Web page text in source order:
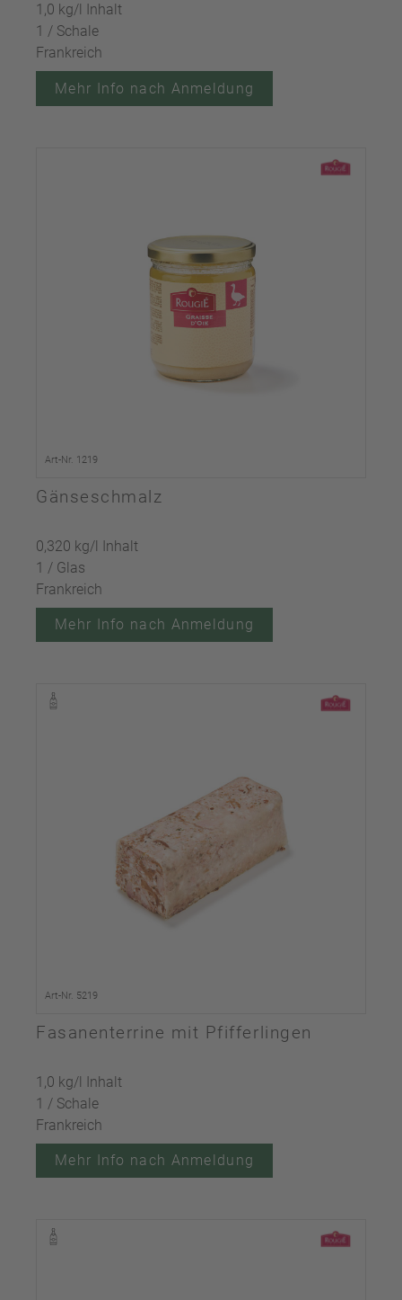
1,0 kg/l Inhalt
1 / Schale
Frankreich
Mehr Info nach Anmeldung
Art-Nr. 1219
Gänseschmalz
0,320 kg/l Inhalt
1 / Glas
Frankreich
Mehr Info nach Anmeldung
Art-Nr. 5219
Fasanenterrine mit Pfifferlingen
1,0 kg/l Inhalt
1 / Schale
Frankreich
Mehr Info nach Anmeldung